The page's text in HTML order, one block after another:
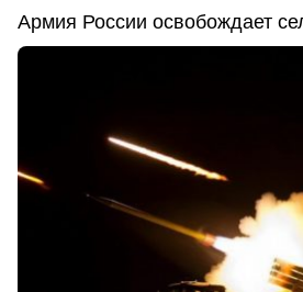
Армия России освобождает